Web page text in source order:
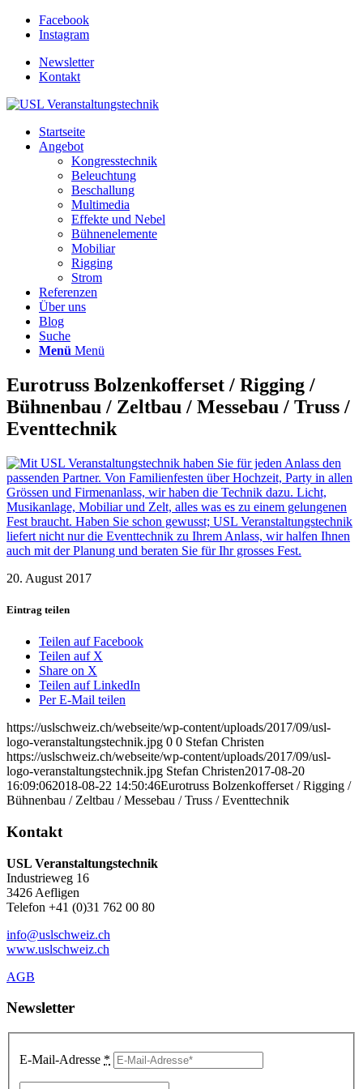
Facebook
Instagram
Newsletter
Kontakt
Startseite
Angebot
Kongresstechnik
Beleuchtung
Beschallung
Multimedia
Effekte und Nebel
Bühnenelemente
Mobiliar
Rigging
Strom
Referenzen
Über uns
Blog
Suche
Menü Menü
Eurotruss Bolzenkofferset / Rigging /
Bühnenbau / Zeltbau / Messebau / Truss /
Eventtechnik
20. August 2017
Eintrag teilen
Teilen auf Facebook
Teilen auf X
Share on X
Teilen auf LinkedIn
Per E-Mail teilen
https://uslschweiz.ch/webseite/wp-content/uploads/2017/09/usl-
logo-veranstaltungstechnik.jpg 0 0 Stefan Christen
https://uslschweiz.ch/webseite/wp-content/uploads/2017/09/usl-
logo-veranstaltungstechnik.jpg Stefan Christen2017-08-20
16:09:062018-08-22 14:50:46Eurotruss Bolzenkofferset / Rigging /
Bühnenbau / Zeltbau / Messebau / Truss / Eventtechnik
Kontakt
USL Veranstaltungstechnik
Industrieweg 16
3426 Aefligen
Telefon +41 (0)31 762 00 80
info@uslschweiz.ch
www.uslschweiz.ch
AGB
Newsletter
E-Mail-Adresse *